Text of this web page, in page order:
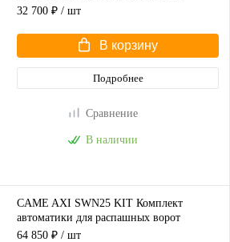
высотой до 2,25 м
32 700 ₽ / шт
В корзину
Подробнее
Сравнение
В наличии
CAME AXI SWN25 KIT Комплект
автоматики для распашных ворот
(корпус серый)
64 850 ₽ / шт